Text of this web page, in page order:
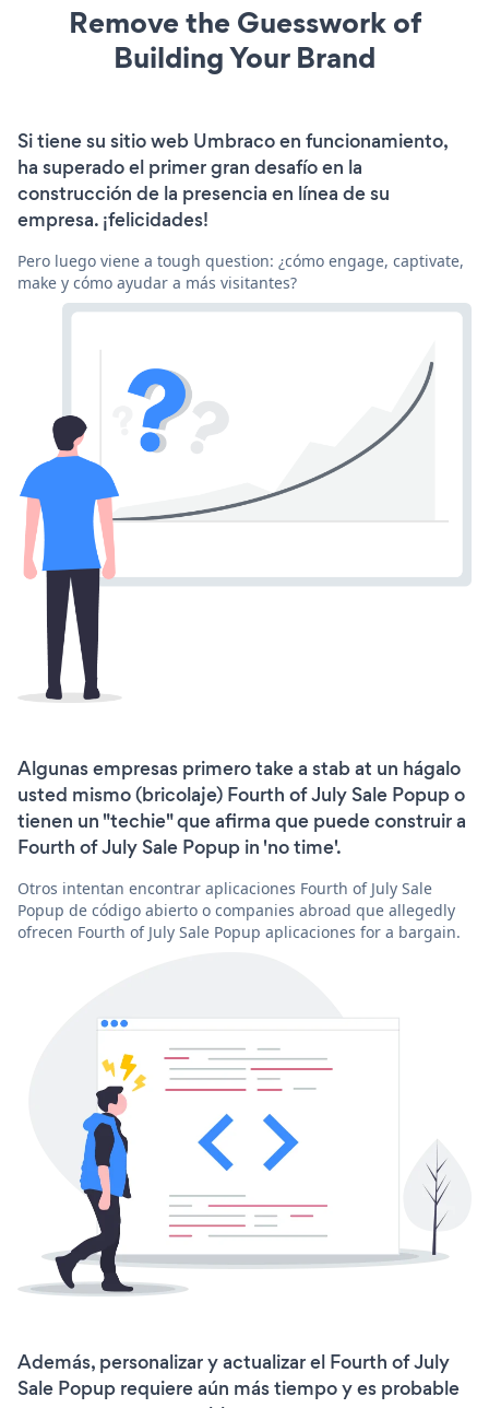
Remove the Guesswork of
Building Your Brand
Si tiene su sitio web Umbraco en funcionamiento,
ha superado el primer gran desafío en la
construcción de la presencia en línea de su
empresa. ¡felicidades!
Pero luego viene a tough question: ¿cómo engage, captivate,
make y cómo ayudar a más visitantes?
Algunas empresas primero take a stab at un hágalo
usted mismo (bricolaje) Fourth of July Sale Popup o
tienen un "techie" que afirma que puede construir a
Fourth of July Sale Popup in 'no time'.
Otros intentan encontrar aplicaciones Fourth of July Sale
Popup de código abierto o companies abroad que allegedly
ofrecen Fourth of July Sale Popup aplicaciones for a bargain.
Además, personalizar y actualizar el Fourth of July
Sale Popup requiere aún más tiempo y es probable